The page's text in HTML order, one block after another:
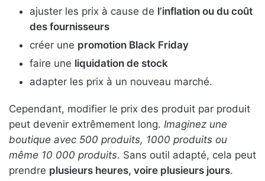
ajuster les prix à cause de l’inflation ou du coût
des fournisseurs
créer une promotion Black Friday
faire une liquidation de stock
adapter les prix à un nouveau marché.
Cependant, modifier le prix des produit par produit
peut devenir extrêmement long. Imaginez une
boutique avec 500 produits, 1000 produits ou
même 10 000 produits. Sans outil adapté, cela peut
prendre plusieurs heures, voire plusieurs jours.